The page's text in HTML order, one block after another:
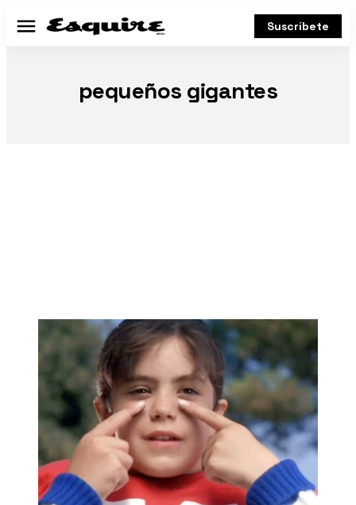
Menú Suscríbete
pequeños gigantes